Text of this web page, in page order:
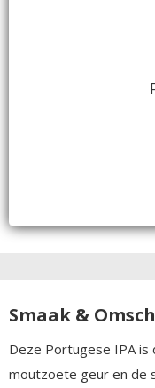
Smaak &
Deze Portugese IPA is
moutzoete geur en de